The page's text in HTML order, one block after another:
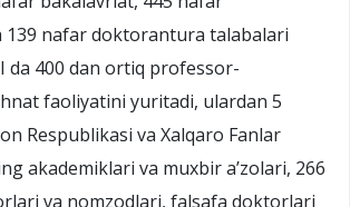
139 nafar doktorantura talabalari
da 400 dan ortiq professor-
faoliyatini yuritadi, ulardan 5
Respublikasi va Xalqaro Fanlar
akademiklari va muxbir a’zolari, 266
va nomzodlari, falsafa doktorlari